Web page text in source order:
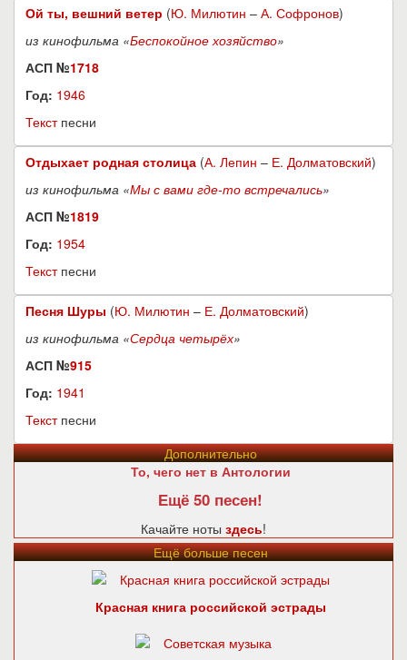
Ой ты, вешний ветер (Ю. Милютин – А. Софронов)
из кинофильма «Беспокойное хозяйство»
АСП №1718
Год: 1946
Текстпесни
Отдыхает родная столица (А. Лепин – Е. Долматовский)
из кинофильма «Мы с вами где-то встречались»
АСП №1819
Год: 1954
Текстпесни
Песня Шуры (Ю. Милютин – Е. Долматовский)
из кинофильма «Сердца четырёх»
АСП №915
Год: 1941
Текстпесни
Дополнительно
То, чего нет в Антологии
Ещё 50 песен!
Качайте ноты здесь!
Ещё больше песен
Красная книга российской эстрады